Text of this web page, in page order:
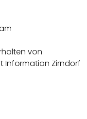
von
Information Zirndorf